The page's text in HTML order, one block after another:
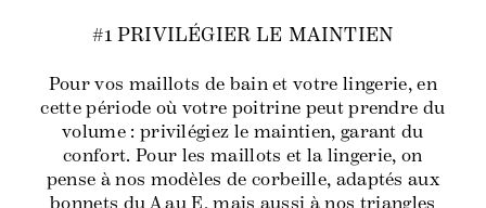
#1 PRIVILÉGIER LE MAINTIEN
Pour vos maillots de bain et votre lingerie, en
cette période où votre poitrine peut prendre du
volume : privilégiez le maintien, garant du
confort. Pour les maillots et la lingerie, on
pense à nos modèles de corbeille, adaptés aux
bonnets du A au E, mais aussi à nos triangles